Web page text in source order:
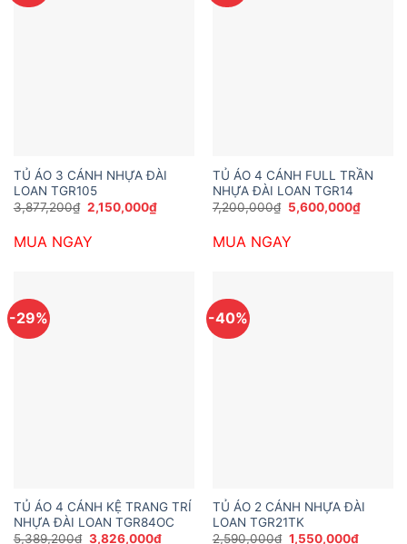
TỦ ÁO 3 CÁNH NHỰA ĐÀI
LOAN TGR105
3,877,200₫ Giá
gốc
3,877,200₫.
2,150,000₫Giá
hiện
MUA NGAY
TỦ ÁO 4 CÁNH FULL TRẦN
NHỰA ĐÀI LOAN TGR14
7,200,000₫ Giá
gốc
7,200,000₫.
5,600,000₫Giá
hiện
MUA NGAY
-29%
TỦ ÁO 4 CÁNH KỆ TRANG TRÍ
NHỰA ĐÀI LOAN TGR84OC
5,389,200₫ Giá
3,826,000₫Giá
-40%
TỦ ÁO 2 CÁNH NHỰA ĐÀI
LOAN TGR21TK
2,590,000₫ Giá
1,550,000₫Giá